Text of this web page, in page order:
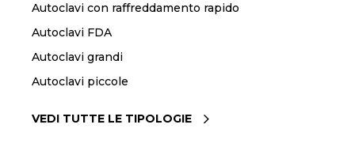
Autoclavi con raffreddamento rapido
Autoclavi FDA
Autoclavi grandi
Autoclavi piccole
VEDI TUTTE LE TIPOLOGIE